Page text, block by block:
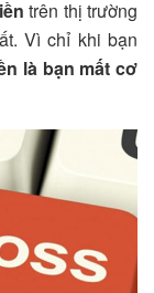
trên thị trường
Vì chỉ khi bạn
là bạn mất cơ